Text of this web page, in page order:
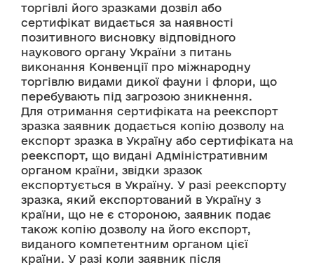
торгівлі його зразками дозвіл або
сертифікат видається за наявності
позитивного висновку відповідного
наукового органу України з питань
виконання Конвенції про міжнародну
торгівлю видами дикої фауни і флори, що
перебувають під загрозою зникнення.
Для отримання сертифіката на реекспорт
зразка заявник додається копію дозволу на
експорт зразка в Україну або сертифіката на
реекспорт, що видані Адміністративним
органом країни, звідки зразок
експортується в Україну. У разі реекспорту
зразка, який експортований в Україну з
країни, що не є стороною, заявник подає
також копію дозволу на його експорт,
виданого компетентним органом цієї
країни. У разі коли заявник після